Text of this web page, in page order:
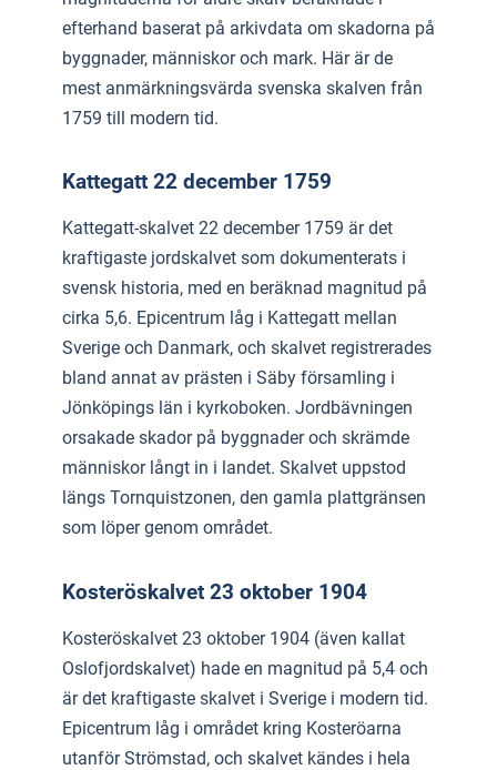
efterhand baserat på arkivdata om skadorna på
byggnader, människor och mark. Här är de
mest anmärkningsvärda svenska skalven från
1759 till modern tid.
Kattegatt 22 december 1759
Kattegatt-skalvet 22 december 1759 är det
kraftigaste jordskalvet som dokumenterats i
svensk historia, med en beräknad magnitud på
cirka 5,6. Epicentrum låg i Kattegatt mellan
Sverige och Danmark, och skalvet registrerades
bland annat av prästen i Säby församling i
Jönköpings län i kyrkoboken. Jordbävningen
orsakade skador på byggnader och skrämde
människor långt in i landet. Skalvet uppstod
längs Tornquistzonen, den gamla plattgränsen
som löper genom området.
Kosteröskalvet 23 oktober 1904
Kosteröskalvet 23 oktober 1904 (även kallat
Oslofjordskalvet) hade en magnitud på 5,4 och
är det kraftigaste skalvet i Sverige i modern tid.
Epicentrum låg i området kring Kosteröarna
utanför Strömstad, och skalvet kändes i hela